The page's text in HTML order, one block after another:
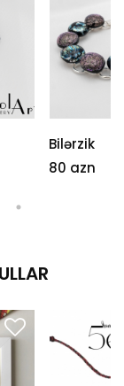
Bilərzik
80 azn